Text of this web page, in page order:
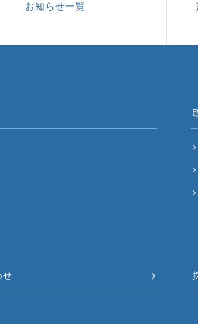
お知らせ一覧
せ